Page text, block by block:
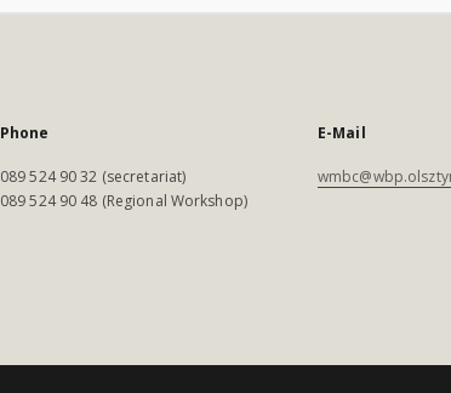
Phone
089 524 90 32 (secretariat)
089 524 90 48 (Regional Workshop)
E-Mail